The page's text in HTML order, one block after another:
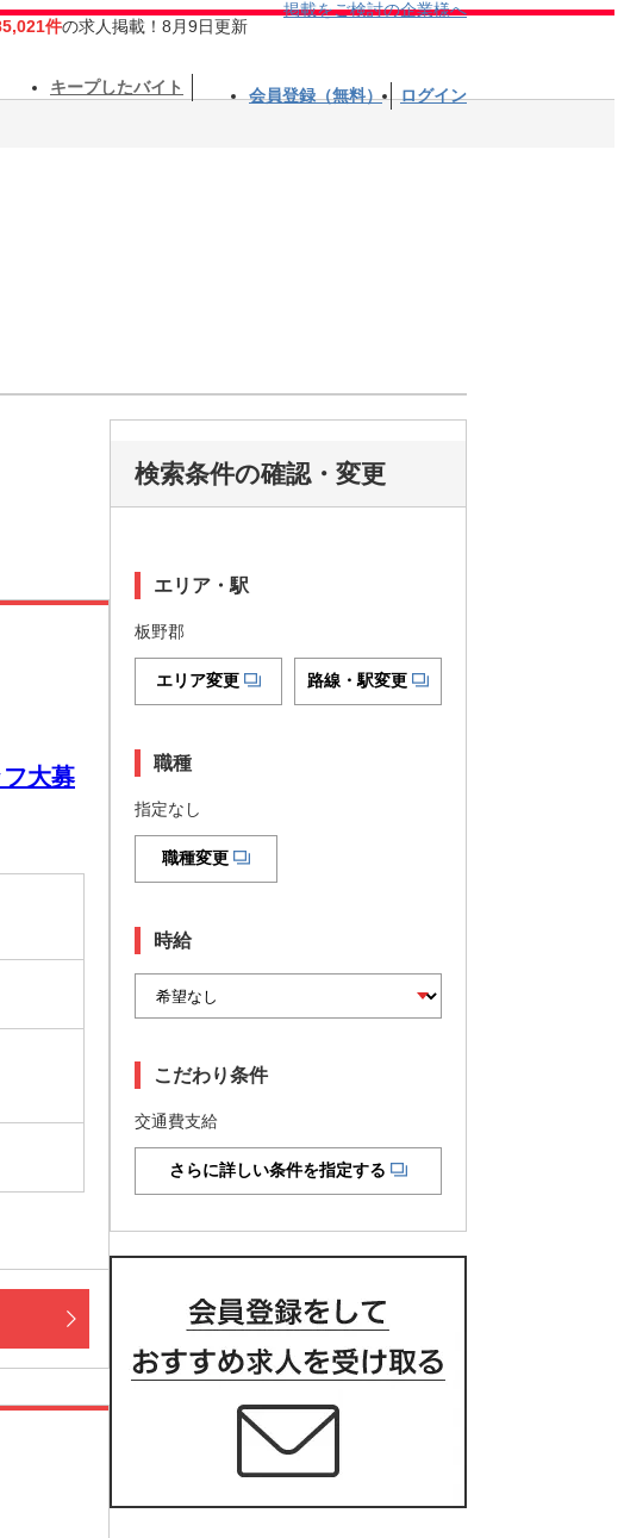
件の求人掲載！8月9日更新
掲載をご検討の企業様へ
キープしたバイト 会員登録（無料） ログイン
大募
検索条件の確認・変更
エリア・駅
板野郡
エリア変更 路線・駅変更
職種
指定なし
職種変更
時給
こだわり条件
交通費支給
さらに詳しい条件を指定する